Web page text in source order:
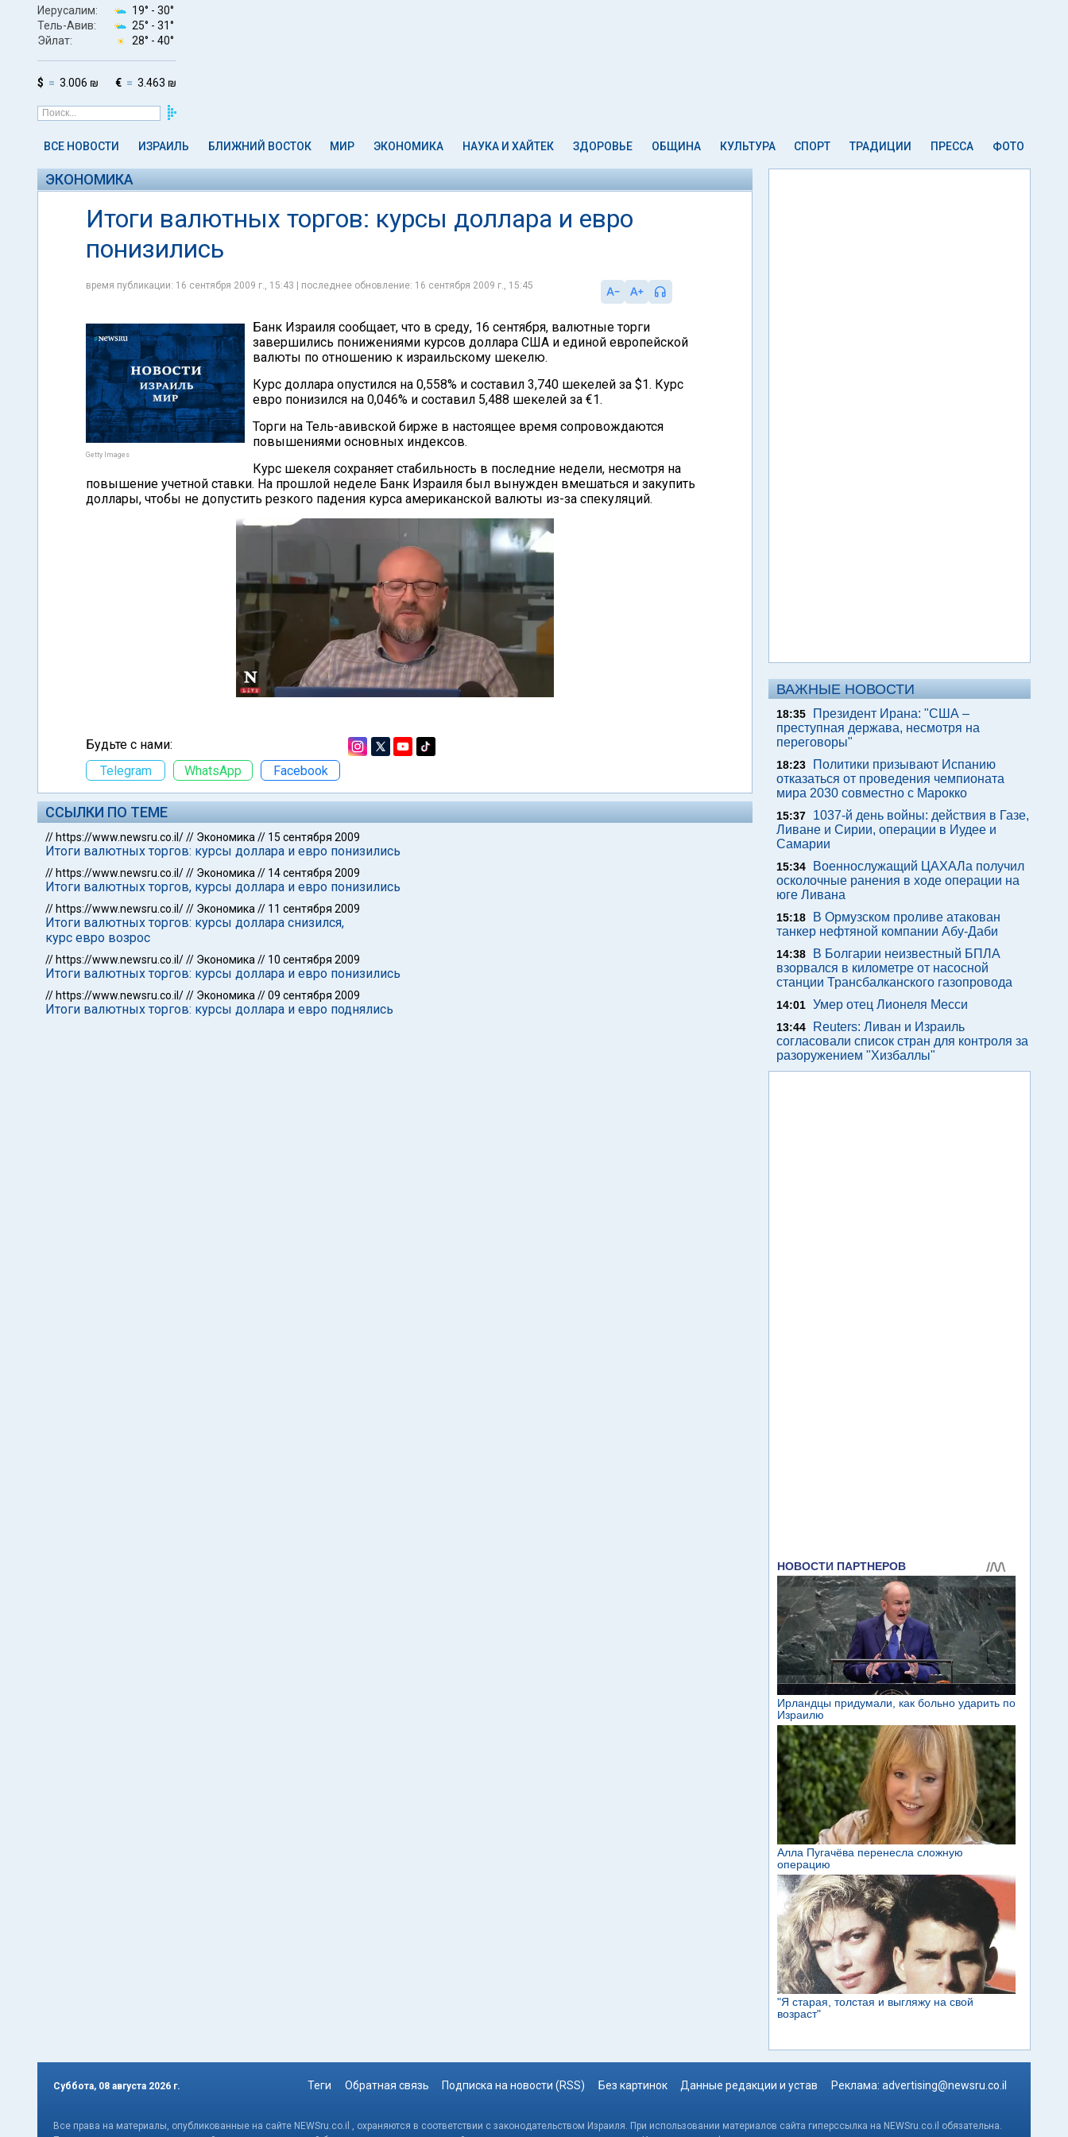
Иерусалим: 19° - 30°
Тель-Авив:
25° - 31°
Эйлат:
28° - 40°
$ 3.006 ₪ € 3.463 ₪
ВСЕ НОВОСТИ ИЗРАИЛЬ БЛИЖНИЙ ВОСТОК МИР ЭКОНОМИКА НАУКА И ХАЙТЕК ЗДОРОВЬЕ ОБЩИНА КУЛЬТУРА СПОРТ ТРАДИЦИИ ПРЕССА ФОТО
ЭКОНОМИКА
Итоги валютных торгов: курсы доллара и евро
понизились
время публикации: 16 сентября 2009 г., 15:43 | последнее обновление: 16 сентября 2009 г., 15:45
Getty Images
Банк Израиля сообщает, что в среду, 16 сентября, валютные торги
завершились понижениями курсов доллара США и единой европейской
валюты по отношению к израильскому шекелю.
Курс доллара опустился на 0,558% и составил 3,740 шекелей за $1. Курс
евро понизился на 0,046% и составил 5,488 шекелей за €1.
Торги на Тель-авивской бирже в настоящее время сопровождаются
повышениями основных индексов.
Курс шекеля сохраняет стабильность в последние недели, несмотря на
повышение учетной ставки. На прошлой неделе Банк Израиля был вынужден вмешаться и закупить
доллары, чтобы не допустить резкого падения курса американской валюты из-за спекуляций.
Будьте с нами:
Telegram
WhatsApp Facebook
ССЫЛКИ ПО ТЕМЕ
// https://www.newsru.co.il/// Экономика // 15 сентября 2009
Итоги валютных торгов: курсы доллара и евро понизились
// https://www.newsru.co.il/// Экономика // 14 сентября 2009
Итоги валютных торгов, курсы доллара и евро понизились
// https://www.newsru.co.il/// Экономика // 11 сентября 2009
Итоги валютных торгов: курсы доллара снизился,
курс евро возрос
// https://www.newsru.co.il/// Экономика // 10 сентября 2009
Итоги валютных торгов: курсы доллара и евро понизились
// https://www.newsru.co.il/// Экономика //09 сентября 2009
Итоги валютных торгов: курсы доллара и евро поднялись
ВАЖНЫЕ НОВОСТИ
18:35
Президент Ирана: "США –
преступная держава, несмотря на
переговоры"
18:23
Политики призывают Испанию
отказаться от проведения чемпионата
мира 2030 совместно с Марокко
15:37
1037-й день войны: действия в Газе,
Ливане и Сирии, операции в Иудее и
Самарии
15:34
Военнослужащий ЦАХАЛа получил
осколочные ранения в ходе операции на
юге Ливана
15:18
В Ормузском проливе атакован
танкер нефтяной компании Абу-Даби
14:38
В Болгарии неизвестный БПЛА
взорвался в километре от насосной
станции Трансбалканского газопровода
14:01 Умер отец Лионеля Месси
13:44
Reuters: Ливан и Израиль
согласовали список стран для контроля за
разоружением "Хизбаллы"
Суббота, 08 августа 2026 г. Теги Обратная связь Подписка на новости (RSS) Без картинок Данные редакции и устав Реклама: advertising@newsru.co.il
Все права на материалы, опубликованные на сайте NEWSru.co.il , охраняются в соответствии с законодательством Израиля. При использовании материалов сайта гиперссылка на NEWSru.co.il обязательна.